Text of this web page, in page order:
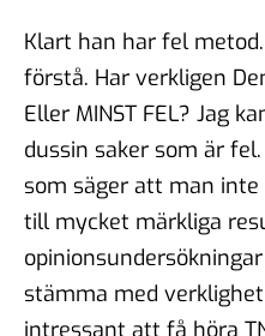
Klart han har fel
förstå. Har verkligen
Eller MINST FEL? Jag
dussin saker som är
som säger att man inte
till mycket märkliga
stämma med
intressant att få höra